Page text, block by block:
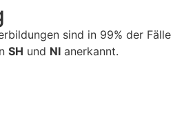
sind in 99% der Fälle
SH und NI anerkannt.